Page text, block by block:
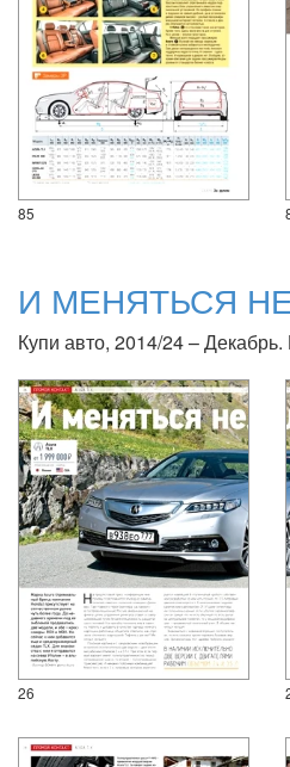
85
И МЕНЯТЬСЯ
Купи авто, 2014/24 –
26